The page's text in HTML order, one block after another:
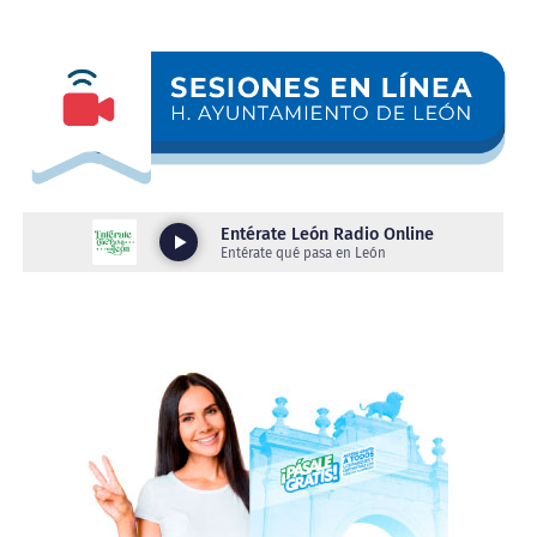
durante su segunda Asamblea Nacional 2026, que tiene
como sede a León.
“Hay mucho potencial de crecimiento en la parte de
inversiones porque siempre estamos para facilitar,
para quien viene y pone un negocio; hay mano de
obra calificada porque capacitamos, formamos y
Asimismo, resaltó que León se caracteriza por ser una
ciudad construida por personas trabajadoras locales y
foráneas, estas últimas que encontraron oportunidades
y decidieron hacer del municipio su hogar.
“Aquí estamos en León para recibirlos con las